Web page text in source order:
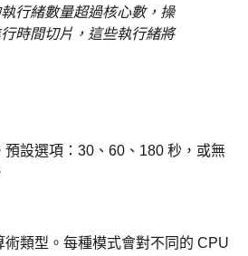
行緒數量超過核心數，操
時間切片，這些執行緒將
設選項：30、60、180 秒，或無
類型。每種模式會對不同的 CPU